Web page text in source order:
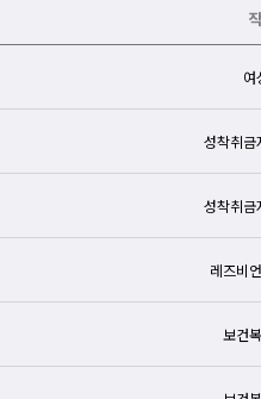
여
성착취금
성착취금
레즈비
보건